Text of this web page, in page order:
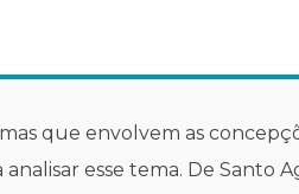
que envolvem as
esse tema. De Santo